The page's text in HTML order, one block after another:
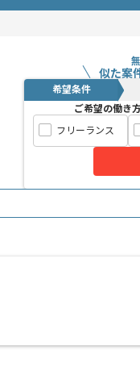
似た案
希望条件
ご希望の働き
フリーランス